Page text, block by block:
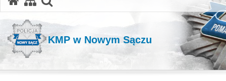
KMP w Nowym Sączu